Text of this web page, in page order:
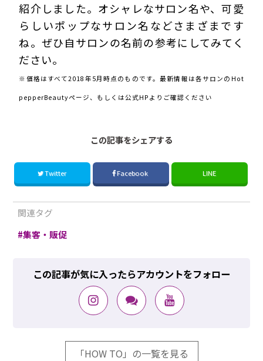
紹介しました。オシャレなサロン名や、可愛
らしいポップなサロン名などさまざまです
ね。ぜひ自サロンの名前の参考にしてみてく
ださい。
※価格はすべて2018年5月時点のものです。最新情報は各サロンのHot
pepperBeautyページ、もしくは公式HPよりご確認ください
この記事をシェアする
Twitter Facebook LINE
関連タグ
集客・販促
この記事が気に入ったらアカウントをフォロー
「HOW TO」の一覧を見る